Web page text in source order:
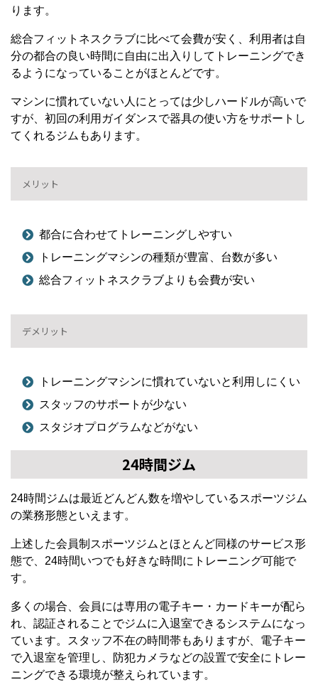
ります。
総合フィットネスクラブに比べて会費が安く、利用者は自
分の都合の良い時間に自由に出入りしてトレーニングでき
るようになっていることがほとんどです。
マシンに慣れていない人にとっては少しハードルが高いで
すが、初回の利用ガイダンスで器具の使い方をサポートし
てくれるジムもあります。
メリット
都合に合わせてトレーニングしやすい
トレーニングマシンの種類が豊富、台数が多い
総合フィットネスクラブよりも会費が安い
デメリット
トレーニングマシンに慣れていないと利用しにくい
スタッフのサポートが少ない
スタジオプログラムなどがない
24時間ジム
24時間ジムは最近どんどん数を増やしているスポーツジム
の業務形態といえます。
上述した会員制スポーツジムとほとんど同様のサービス形
態で、24時間いつでも好きな時間にトレーニング可能で
す。
多くの場合、会員には専用の電子キー・カードキーが配ら
れ、認証されることでジムに入退室できるシステムになっ
ています。スタッフ不在の時間帯もありますが、電子キー
で入退室を管理し、防犯カメラなどの設置で安全にトレー
ニングできる環境が整えられています。